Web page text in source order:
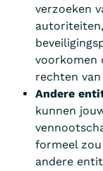
verzoeken
voorkomen
rechten
Andere
kunnen
formeel zou
andere